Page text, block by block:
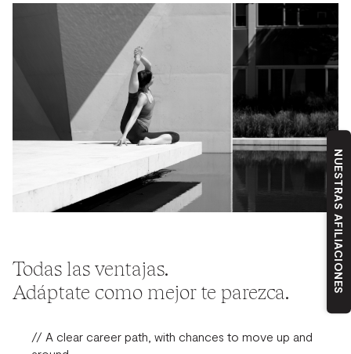
Todas las ventajas.
Adáptate como mejor te parezca.
// A clear career path, with chances to move up and
NUESTRAS AFILIACIONES